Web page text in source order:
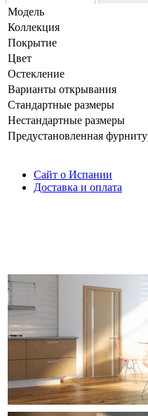
Модель
Коллекция
Покрытие
Цвет
Остекление
Варианты открывания
Стандартные размеры
Нестандартные размеры
Предустановленная
Сайт о Испании
Доставка и оплата